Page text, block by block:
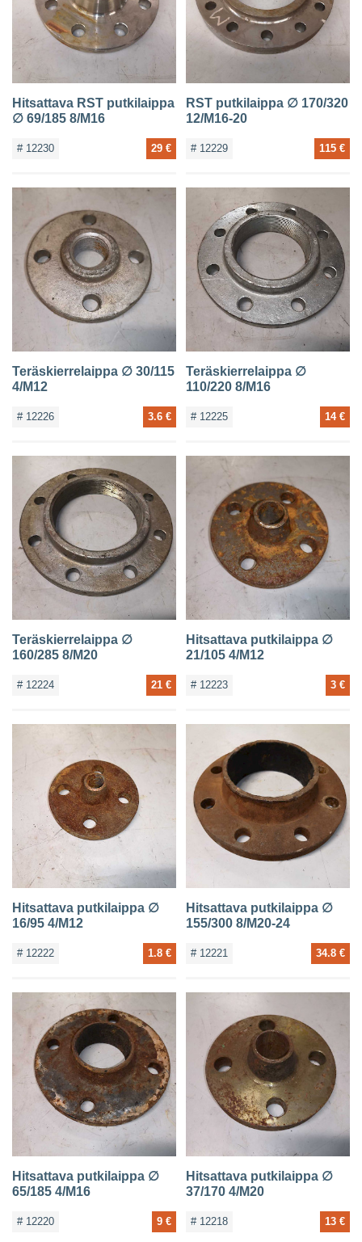
Hitsattava RST putkilaippa
∅ 69/185 8/M16
# 12230 29 €
RST putkilaippa ∅ 170/320
12/M16-20
# 12229 115 €
Teräskierrelaippa ∅ 30/115
4/M12
# 12226 3.6 €
Teräskierrelaippa ∅
110/220 8/M16
# 12225 14 €
Teräskierrelaippa ∅
160/285 8/M20
# 12224 21 €
Hitsattava putkilaippa ∅
21/105 4/M12
# 12223 3 €
Hitsattava putkilaippa ∅
16/95 4/M12
# 12222 1.8 €
Hitsattava putkilaippa ∅
155/300 8/M20-24
# 12221 34.8 €
Hitsattava putkilaippa ∅
65/185 4/M16
# 12220 9 €
Hitsattava putkilaippa ∅
37/170 4/M20
# 12218 13 €